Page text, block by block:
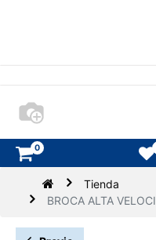
0
Tienda
BROCA ALTA